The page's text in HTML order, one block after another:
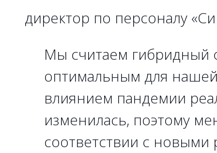
директор по персоналу
Мы считаем гибридный
оптимальным для
влиянием пандемии
изменилась, поэтому
соответствии с новыми